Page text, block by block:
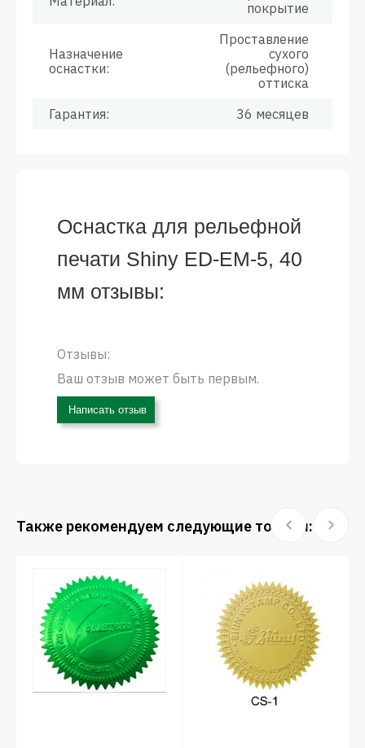
покрытие
Назначение
оснастки:
Проставление
сухого
(рельефного)
оттиска
Гарантия:
36 месяцев
Оснастка для рельефной
печати Shiny ED-EM-5, 40
мм отзывы:
Отзывы:
Ваш отзыв может быть первым.
Написать отзыв
Также рекомендуем следующие товары: